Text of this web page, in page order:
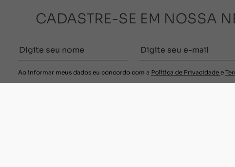
CADASTRE-SE EM NOSSA
Ao informar meus dados eu concordo com a Política de Privacidade e